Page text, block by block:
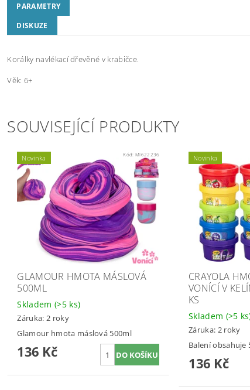
PARAMETRY
DISKUZE
Korálky navlékací dřevěné v krabičce.
Věk: 6+
SOUVISEJÍCÍ PRODUKTY
Novinka Kód: MI622236
GLAMOUR HMOTA MÁSLOVÁ
500ML
Skladem (>5 ks)
Záruka: 2 roky
Glamour hmota máslová 500ml
136 Kč
Novinka
CRAYOLA
VONÍCÍ V
KS
Skladem (>5
Záruka: 2 roky
Balení obsahuje
136 Kč